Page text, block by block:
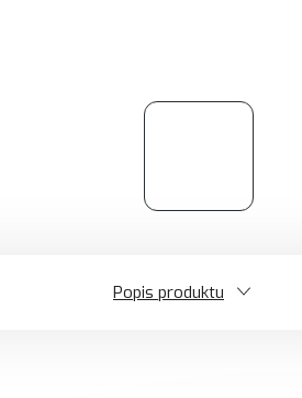
Popis produktu